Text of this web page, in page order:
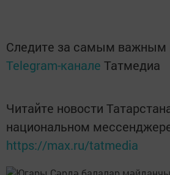
Следите за самым важным
Telegram-канале Татмедиа
Читайте новости
национальном
https://max.ru/tatmedia